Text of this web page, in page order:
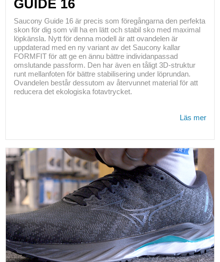
GUIDE 16
Saucony Guide 16 är precis som föregångarna den perfekta
skon för dig som vill ha en lätt och stabil sko med maximal
löpkänsla. Nytt för denna modell är att ovandelen är
uppdaterad med en ny variant av det Saucony kallar
FORMFIT för att ge en ännu bättre individanpassad
omslutande passform. Den har även en tåligt 3D-struktur
runt mellanfoten för bättre stabilisering under löprundan.
Ovandelen består dessutom av återvunnet material för att
reducera det ekologiska fotavtrycket.
Läs mer